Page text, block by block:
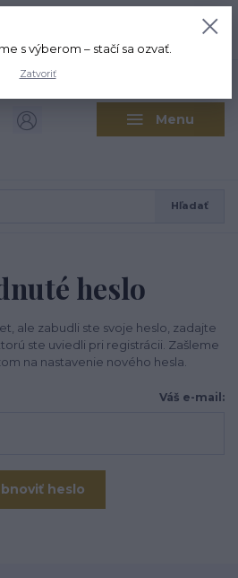
Menu
Hľadať
0,00 EUR
heslo
ale zabudli ste svoje heslo, zadajte
ste uviedli pri registrácii. Zašleme
na nastavenie nového hesla.
Váš e-mail:
heslo
s výberom – stačí sa ozvať.
Zatvoriť